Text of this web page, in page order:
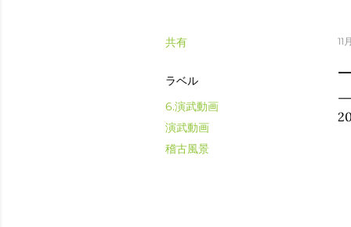
共有
ラベル
6.演武動画
演武動画
稽古風景
11